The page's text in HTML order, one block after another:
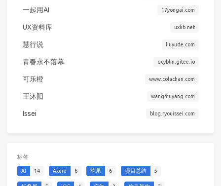
一起用AI 17yongai.com
UX资料库 uxlib.net
慧行说 liuyude.com
青春永不落幕 qcyblm.gitee.io
可乐橙 www.colachan.com
王沐阳 wangmuyang.com
Issei blog.ryouissei.com
标签
AI 14 Axure 6 苹果 6 项目总结 5